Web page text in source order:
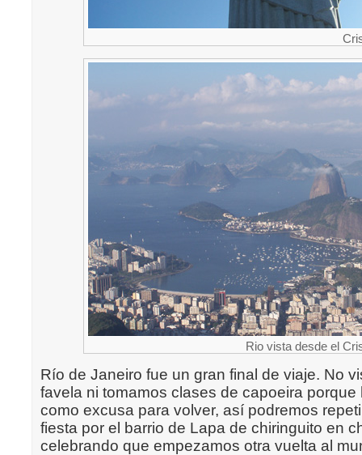
Rio vista desde el
Río de Janeiro fue un gran final de viaje. No
favela ni tomamos clases de capoeira
como excusa para volver, así podremos
fiesta por el barrio de Lapa de chiringuito en
celebrando que empezamos otra vuelta al